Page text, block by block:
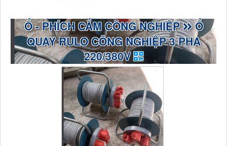
Ổ - PHÍCH CẮM CÔNG NGHIỆP Ổ
QUAY RULO CÔNG NGHIỆP 3 PHA
220/380V